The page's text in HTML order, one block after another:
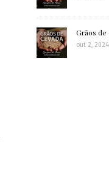
Grãos de
out 2, 2024